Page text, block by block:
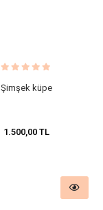
Şimşek küpe
1.500,00 TL